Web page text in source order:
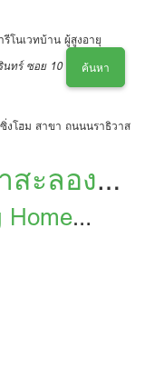
รีโนเวทบ้าน ผู้สูงอายุ
นทร์ ซอย 10
ค้นหา
งโฮม สาขา ถนนนราธิวาส
ะลอง
ถนน
ซอย
Home
Soi 10